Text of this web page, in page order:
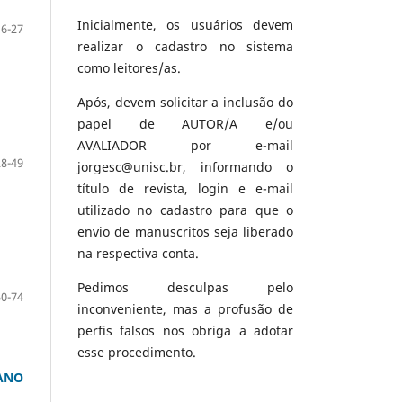
6-27
49
74
Inicialmente, os usuários devem
realizar o cadastro no sistema
como leitores/as.
Após, devem solicitar a inclusão do
papel de AUTOR/A e/ou
AVALIADOR por e-mail
jorgesc@unisc.br, informando o
título de revista, login e e-mail
utilizado no cadastro para que o
envio de manuscritos seja liberado
na respectiva conta.
Pedimos desculpas pelo
inconveniente, mas a profusão de
perfis falsos nos obriga a adotar
esse procedimento.